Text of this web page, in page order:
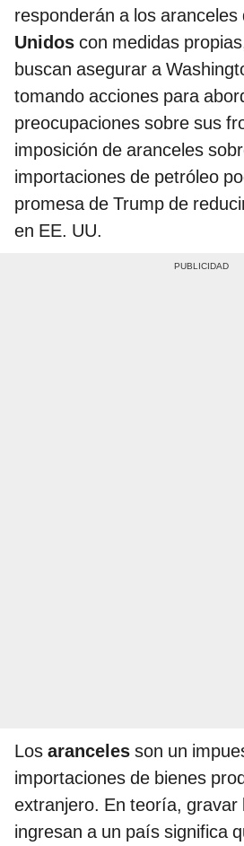
responderán a los aranceles
Unidos con medidas
buscan asegurar a
tomando acciones para
preocupaciones sobre sus
imposición de aranceles
importaciones de petróleo
promesa de Trump de
en EE. UU.
Los aranceles son un
importaciones de bienes
extranjero. En teoría, gravar
ingresan a un país significa